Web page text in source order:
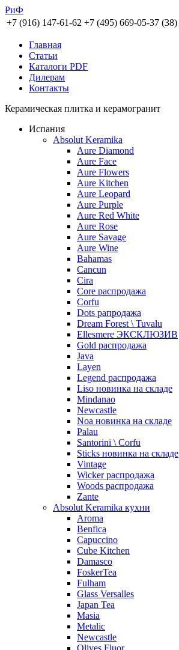
РиФ
+7 (916) 147-61-62 +7 (495) 669-05-37 (38)
Главная
Статьи
Каталоги PDF
Дилерам
Контакты
Керамическая плитка и керамогранит
Испания
Absolut Keramika
Aure Diamond
Aure Face
Aure Flowers
Aure Kitchen
Aure Leopard
Aure Purple
Aure Red White
Aure Rose
Aure Savage
Aure Wine
Bahamas
Cancun
Cira
Core распродажа
Corfu
Dots рапродажа
Dream Forest \ Tuvalu
Ellesmere ЭКСКЛЮЗИВ
Gold распродажа
Java
Layen
Legend распродажа
Liso новинка на складе
Mindanao
Newcastle
Noa новинка на складе
Palau
Santorini \ Corfu
Sticks новинка на складе
Vintage
Wicker распродажа
Woods распродажа
Zante
Absolut Keramika кухни
Aroma
Benfica
Capuccino
Cube Kitchen
Damasco
FoskerTea
Fulham
Glass Versalles
Japan Tea
Masia
Metalic
Newcastle
Olives Fluor